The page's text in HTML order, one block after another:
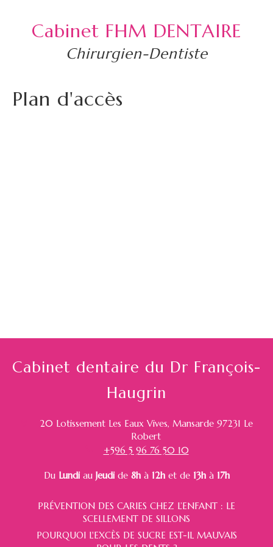
Cabinet FHM DENTAIRE
Chirurgien-Dentiste
Plan d'accès
Cabinet dentaire du Dr François-
Haugrin
20 Lotissement Les Eaux Vives, Mansarde 97231 Le
Robert
+596 5 96 76 50 10
Du Lundiau Jeudide 8hà 12het de 13hà 17h
PRÉVENTION DES CARIES CHEZ L’ENFANT : LE
SCELLEMENT DE SILLONS
POURQUOI L'EXCÈS DE SUCRE EST-IL MAUVAIS